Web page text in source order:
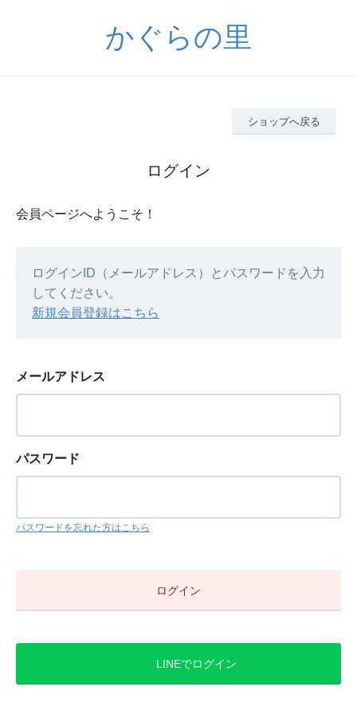
かぐらの里
ショップへ戻る
ログイン
会員ページへようこそ！
ログインID（メールアドレス）とパスワードを入力
してください。
新規会員登録はこちら
メールアドレス
パスワード
パスワードを忘れた方はこちら
LINEでログイン